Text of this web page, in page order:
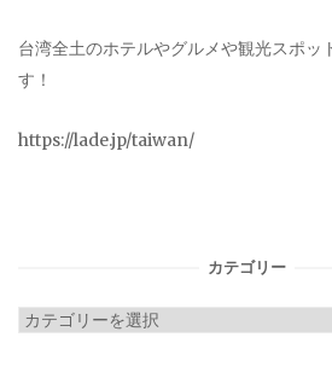
台湾全土のホテルやグルメや観光スポッ
す！
https://lade.jp/taiwan/
カテゴリー
カ